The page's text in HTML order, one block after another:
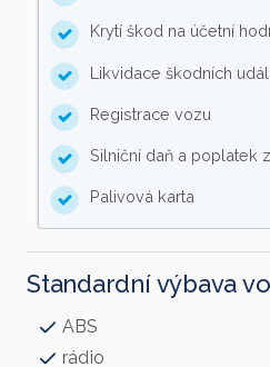
Krytí škod na účetní
Likvidace škodních
Registrace vozu
Silniční daň a poplatek
Palivová karta
Standardní výbava
ABS
rádio